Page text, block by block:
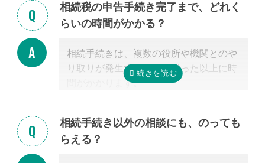
ル・郵便などを使って進捗状況などの連
絡を取り合う形になります。
ば大丈夫ですので、ご安心ください。
相続税の申告手続き完了まで、どれく
らいの時間がかかる？
相続手続きは、複数の役所や機関とのや
り取りが発生するため、思った以上に時
間がかかります。
り、専門家が効率よく進めたとしても一
般的には全部で約3-4カ月かかると言わ
相続手続き以外の相談にも、のっても
らえる？